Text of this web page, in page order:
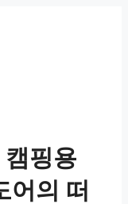
핑용
어의 떠